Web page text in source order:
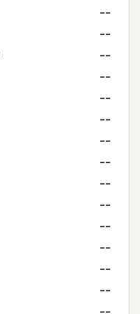
--
--
--
--
--
--
--
--
--
--
--
--
--
--